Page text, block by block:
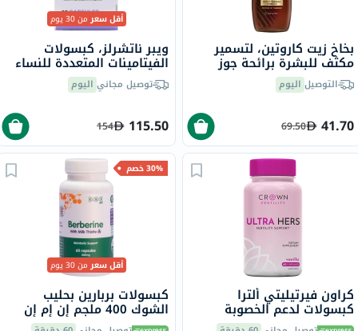
بخاخ زيت كاروتين، لتسمير
مكثف للبشرة برائحة جوز
الهند، 200 مل
التوصيل اليوم
41.70
69.50
أقل سعرمن 30 يوم
ويبر ناتشرلز، كبسولات
الفيتامينات المتعددة للنساء
فوق سن الخمسين، حزمة من
60توصيل مجاني اليوم
115.50
154
كراون فيرتيليتي ألترا
كبسولات لدعم الخصوبة
للنساء، 60
30% خصم
أقل سعرمن 30 يوم
كبسولات بربارين بحليب
الشوك 400 ملجم إن إم إن
بايو، لدعم الكبد - 60 كبسولة